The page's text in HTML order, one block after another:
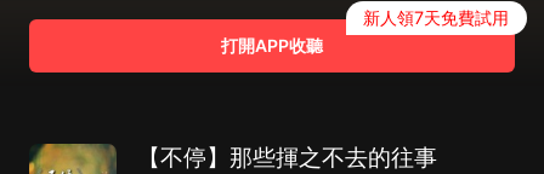
打開APP收聽
新人領7天免費試用
【不停】那些揮之不去的往事